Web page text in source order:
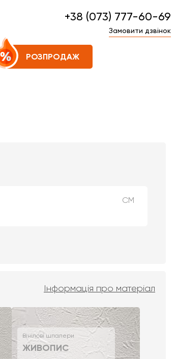
+38 (073) 777-60-69
Замовити дзвінок
РОЗПРОДАЖ
СМ
Інформація про матеріал
Вінілові шпалери
ЖИВОПИС